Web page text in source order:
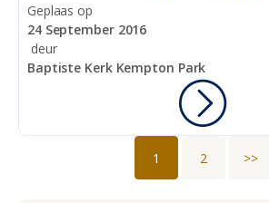
Geplaas op
24 September 2016
deur
Baptiste Kerk Kempton Park
1 2 >>